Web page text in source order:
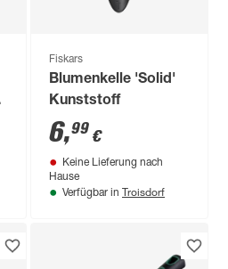
Fiskars
Blumenkelle 'Solid'
Kunststoff
6,99 €
Keine Lieferung nach
Hause
Verfügbar in Troisdorf